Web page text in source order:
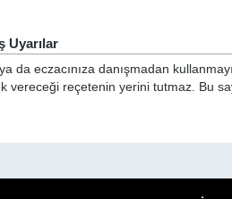
Uyarılar
da eczacınıza danışmadan
vereceği reçetenin yerini tutmaz. Bu